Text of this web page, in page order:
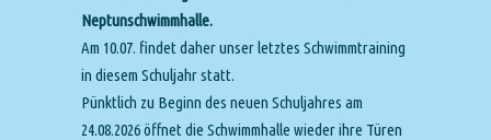
Neptunschwimmhalle.
Am 10.07. findet daher unser letztes Schwimmtraining
in diesem Schuljahr statt.
Pünktlich zu Beginn des neuen Schuljahres am
24.08.2026 öffnet die Schwimmhalle wieder ihre Türen